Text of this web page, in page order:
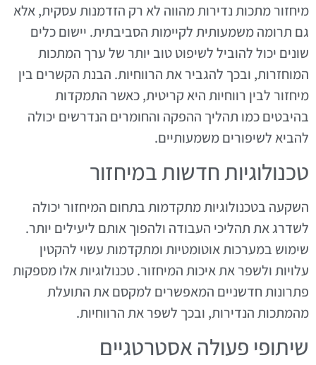
מיחזור מתכות נדירות מהווה לא רק הזדמנות עסקית, אלא
גם תרומה משמעותית לקיימות הסביבתית. יישום כלים
שונים יכול להוביל לשיפוט טוב יותר של ערך המתכות
המוחזרות, ובכך להגביר את הרווחיות. הבנת הקשרים בין
מיחזור לבין רווחיות היא קריטית, כאשר התמקדות
בהיבטים כמו תהליך ההפקה והחומרים הנדרשים יכולה
להביא לשיפורים משמעותיים.
טכנולוגיות חדשות במיחזור
השקעה בטכנולוגיות מתקדמות בתחום המיחזור יכולה
לשדרג את תהליכי העבודה ולהפוך אותם ליעילים יותר.
שימוש במערכות אוטומטיות ומתקדמות עשוי להקטין
עלויות ולשפר את איכות המיחזור. טכנולוגיות אלו מספקות
פתרונות חדשניים המאפשרים למקסם את התועלת
מהמתכות הנדירות, ובכך לשפר את הרווחיות.
שיתופי פעולה אסטרטגיים